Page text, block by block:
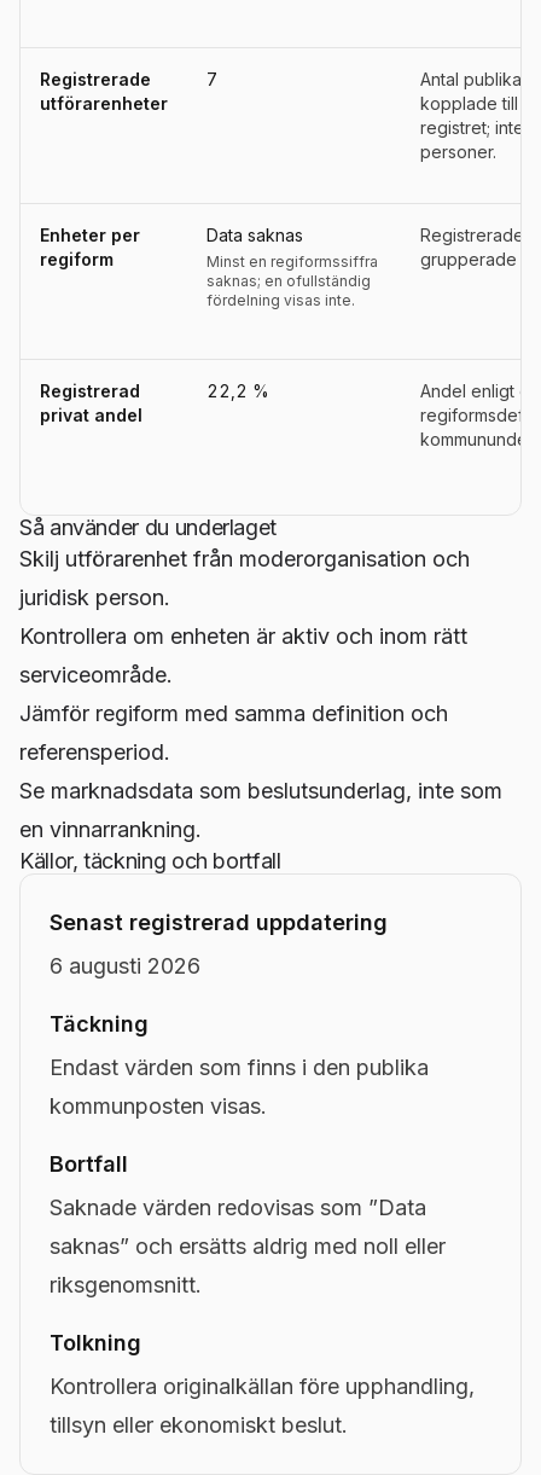
Registrerade
utförarenheter
7
Antal publika
kopplade till
registret; inte
personer.
Enheter per
regiform
Data saknas
Minst en regiformssiffra
saknas; en ofullständig
fördelning visas inte.
Registrerade
grupperade
Registrerad
privat andel
22,2 %
Andel enligt
Så använder du underlaget
Skilj utförarenhet från moderorganisation och
juridisk person.
Kontrollera om enheten är aktiv och inom rätt
serviceområde.
Jämför regiform med samma definition och
referensperiod.
Se marknadsdata som beslutsunderlag, inte som
en vinnarrankning.
Källor, täckning och bortfall
Senast registrerad uppdatering
6 augusti 2026
Täckning
Endast värden som finns i den publika
kommunposten visas.
Bortfall
Saknade värden redovisas som ”Data
saknas” och ersätts aldrig med noll eller
riksgenomsnitt.
Tolkning
Kontrollera originalkällan före upphandling,
tillsyn eller ekonomiskt beslut.